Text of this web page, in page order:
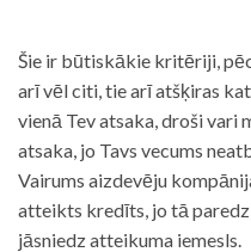
Šie ir būtiskākie kritēriji,
arī vēl citi, tie arī atšķiras
vienā Tev atsaka, droši vari
atsaka, jo Tavs vecums
Vairums aizdevēju
atteikts kredīts, jo tā paredz
jāsniedz atteikuma iemesls.